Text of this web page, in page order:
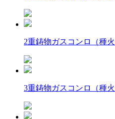
2重鋳物ガスコンロ（種火
3重鋳物ガスコンロ（種火